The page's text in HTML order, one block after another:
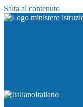
Salta al contenuto
Italiano